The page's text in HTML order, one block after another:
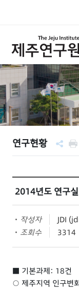
연구현황
2014년도 연구
작성자
JDI
조회수
3314
■ 기본과제: 18건
○ 제주지역 인구변